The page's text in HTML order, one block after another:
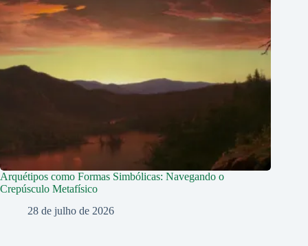
Arquétipos como Formas Simbólicas: Navegando o
Crepúsculo Metafísico
28 de julho de 2026